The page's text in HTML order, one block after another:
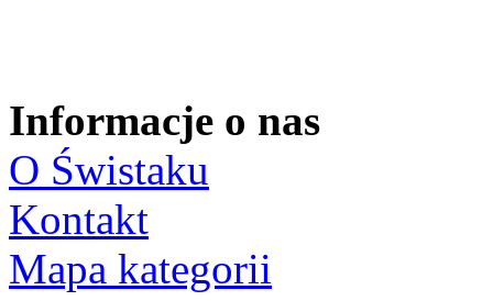
Informacje o nas
O Świstaku
Kontakt
Mapa kategorii